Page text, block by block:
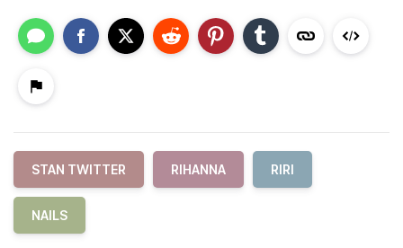
STAN TWITTER RIHANNA RIRI
NAILS